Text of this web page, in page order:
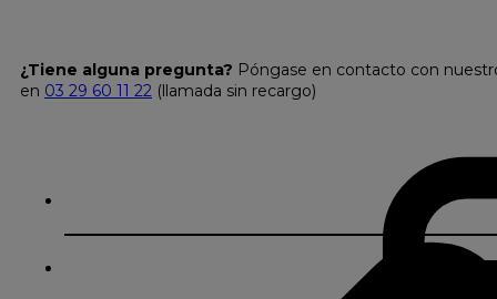
¿Tiene alguna pregunta? Póngase en contacto con
en 03 29 60 11 22 (llamada sin recargo)